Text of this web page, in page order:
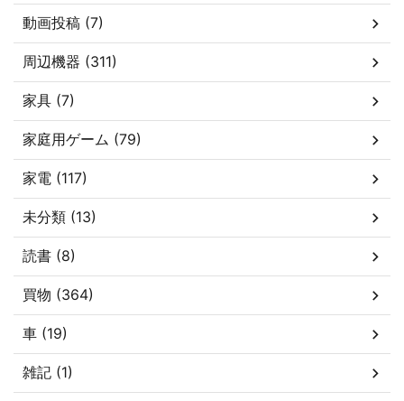
動画投稿 (7)
周辺機器 (311)
家具 (7)
家庭用ゲーム (79)
家電 (117)
未分類 (13)
読書 (8)
買物 (364)
車 (19)
雑記 (1)